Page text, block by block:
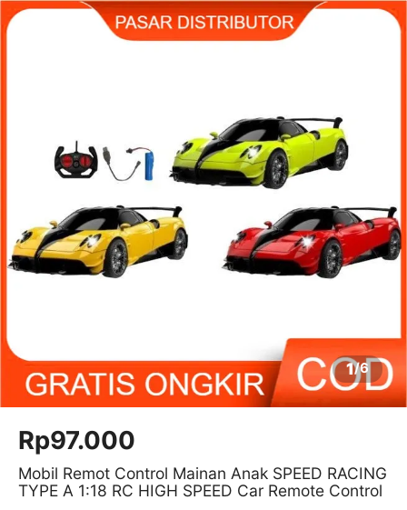
1/6
Rp97.000
Mobil Remot Control Mainan Anak SPEED RACING
TYPE A 1:18 RC HIGH SPEED Car Remote Control